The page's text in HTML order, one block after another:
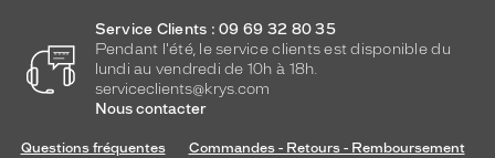
Service Clients : 09 69 32 80 35
Pendant l'été, le service clients est disponible du
lundi au vendredi de 10h à 18h.
serviceclients@krys.com
Nous contacter
Questions fréquentes
Commandes - Retours - Remboursement